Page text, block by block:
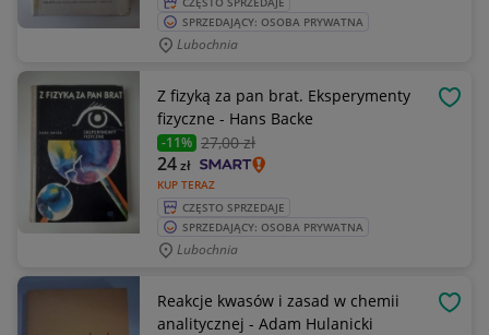
SPRZEDAJĄCY: OSOBA PRYWATNA
Lubochnia
Z fizyką za pan brat. Eksperymenty
fizyczne - Hans Backe
-11% 27,00 zł
KUP TERAZ
24zł
CZĘSTO SPRZEDAJE
SPRZEDAJĄCY: OSOBA PRYWATNA
Lubochnia
Reakcje kwasów i zasad w chemii
analitycznej - Adam Hulanicki